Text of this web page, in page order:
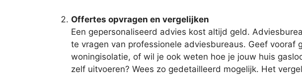
Offertes opvragen en vergelijken
Een gepersonaliseerd advies kost altijd geld.
te vragen van professionele adviesbureaus. Geef
woningisolatie, of wil je ook weten hoe je jouw huis
zelf uitvoeren? Wees zo gedetailleerd mogelijk. Het